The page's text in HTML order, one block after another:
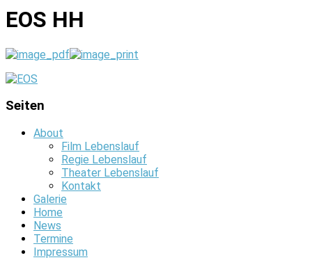
EOS HH
Seiten
About
Film Lebenslauf
Regie Lebenslauf
Theater Lebenslauf
Kontakt
Galerie
Home
News
Termine
Impressum